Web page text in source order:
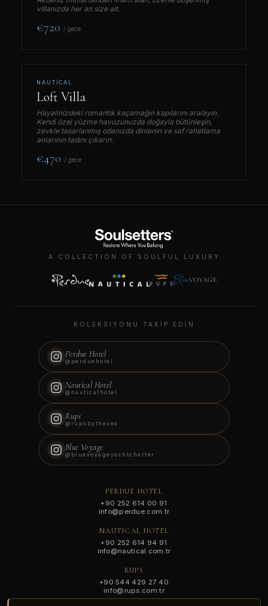
villanızda her an size ait.
€720 / gece
NAUTICAL
Loft Villa
Hayalinizdeki romantik kaçamağın kapılarını aralayın.
Kendi özel yüzme havuzunuzda doğayla bütünleşin,
zevkle tasarlanmış odanızda dinlenin ve saf rahatlama
anlarının tadını çıkarın.
€470 / gece
KONAKLAMANIZI AYIRTIN
ÇIKIŞ
€0.00
◆
Ödeme onaylandığında, rezervasyon belgenizi e-posta
ile göndereceğiz.
GÜVENLI ÖDEME · SSL · 3-D SECURE
ÖDEMEYE DEVAM EDIN ·
A COLLECTION OF SOULFUL LUXURY
KOLEKSIYONU TAKIP EDIN
Perdue Hotel
@perduehotel
Nautical Hotel
@nauticalhotel
Rups
@rupsbythesea
Blue Voyage
@bluevoyageyachtcharter
PERDUE HOTEL
+90 252 614 00 91
info@perdue.com.tr
NAUTICAL HOTEL
+90 252 614 94 91
info@nautical.com.tr
RUPS
+90 544 429 27 40
info@rups.com.tr